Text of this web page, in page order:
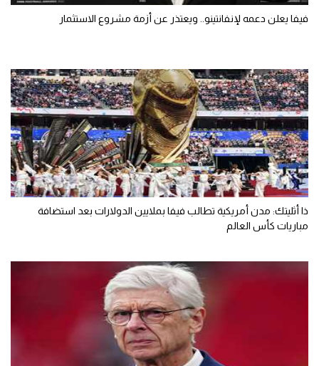
فيفا يعلن دعمه لإنفانتينو.. ويعتذر عن أزمة مشروع الاستثمار
ذا أثليتك: مدن أمريكية تطالب فيفا بملايين الدولارات بعد استضافة
مباريات كأس العالم